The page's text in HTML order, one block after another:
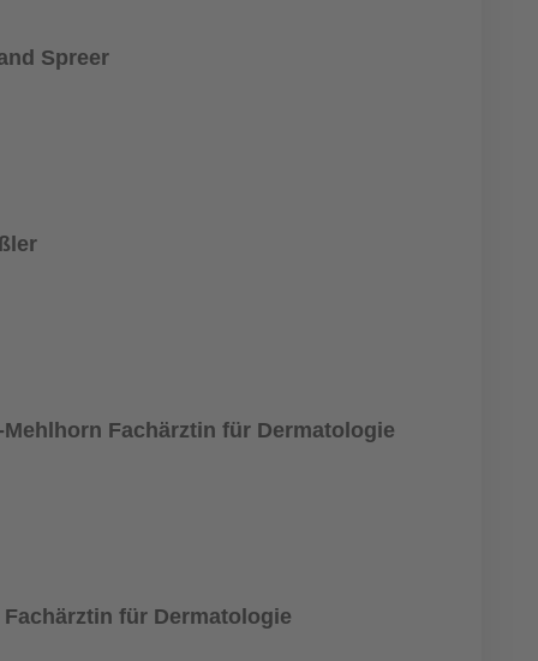
Spreer
Fachärztin für Dermatologie
für Dermatologie